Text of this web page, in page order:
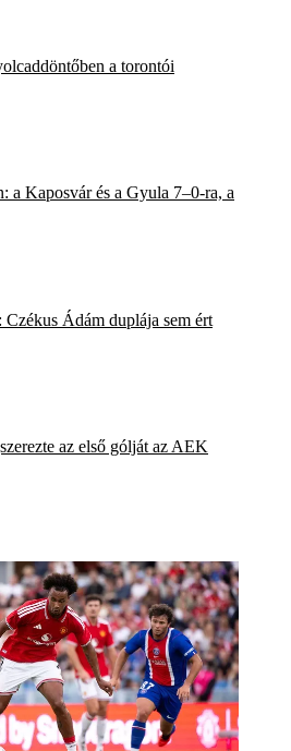
a torontói
a Kaposvár és a Gyula 7–0-ra, a
Ádám duplája sem ért
az első gólját az AEK